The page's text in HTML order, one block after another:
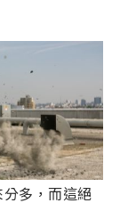
多，而這絕